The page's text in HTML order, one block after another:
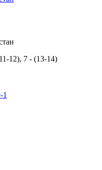
12), 7 - (13-14)